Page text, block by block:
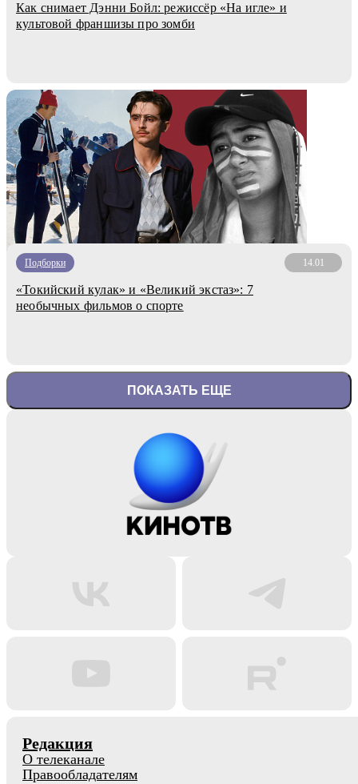
Как снимает Дэнни Бойл: режиссёр «На игле» и
культовой франшизы про зомби
Подборки 14.01
«Токийский кулак» и «Великий экстаз»: 7
необычных фильмов о спорте
ПОКАЗАТЬ ЕЩЕ
Редакция
О телеканале
Правообладателям